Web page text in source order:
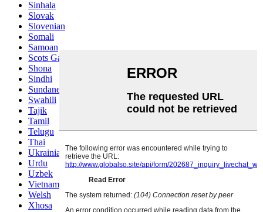
Sinhala
Slovak
Slovenian
Somali
Samoan
Scots Gaelic
Shona
Sindhi
Sundanese
Swahili
Tajik
Tamil
Telugu
Thai
Ukrainian
Urdu
Uzbek
Vietnamese
Welsh
Xhosa